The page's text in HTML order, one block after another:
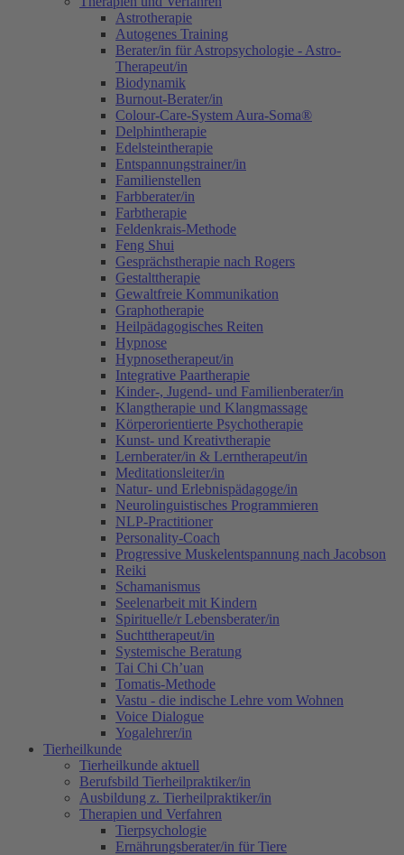
Astrotherapie
Autogenes Training
Berater/in für Astropsychologie - Astro-
Therapeut/in
Biodynamik
Burnout-Berater/in
Colour-Care-System Aura-Soma®
Delphintherapie
Edelsteintherapie
Entspannungstrainer/in
Familienstellen
Farbberater/in
Farbtherapie
Feldenkrais-Methode
Feng Shui
Gesprächstherapie nach Rogers
Gestalttherapie
Gewaltfreie Kommunikation
Graphotherapie
Heilpädagogisches Reiten
Hypnose
Hypnosetherapeut/in
Integrative Paartherapie
Kinder-, Jugend- und Familienberater/in
Klangtherapie und Klangmassage
Körperorientierte Psychotherapie
Kunst- und Kreativtherapie
Lernberater/in & Lerntherapeut/in
Meditationsleiter/in
Natur- und Erlebnispädagoge/in
Neurolinguistisches Programmieren
NLP-Practitioner
Personality-Coach
Progressive Muskelentspannung nach Jacobson
Reiki
Schamanismus
Seelenarbeit mit Kindern
Spirituelle/r Lebensberater/in
Suchttherapeut/in
Systemische Beratung
Tai Chi Ch’uan
Tomatis-Methode
Vastu - die indische Lehre vom Wohnen
Voice Dialogue
Yogalehrer/in
Tierheilkunde
Tierheilkunde aktuell
Berufsbild Tierheilpraktiker/in
Ausbildung z. Tierheilpraktiker/in
Therapien und Verfahren
Tierpsychologie
Ernährungsberater/in für Tiere